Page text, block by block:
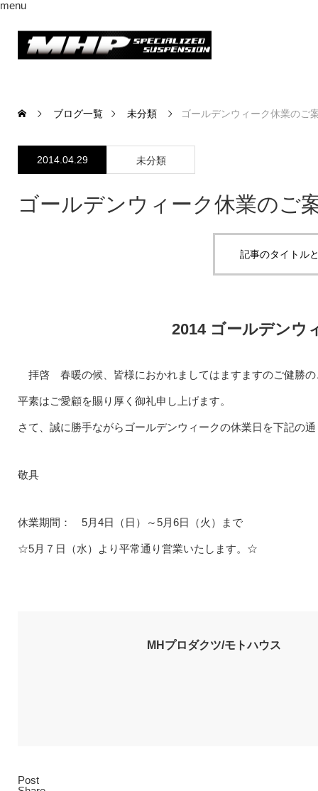
menu
ブログ一覧 未分類 ゴールデンウィーク休業のご
2014.04.29 未分類
ゴールデンウィーク休業のご
記事のタイトル
2014 ゴールデンウ
拝啓 春暖の候、皆様におかれましてはますますのご健勝の
平素はご愛顧を賜り厚く御礼申し上げます。
さて、誠に勝手ながらゴールデンウィークの休業日を下記の
敬具
休業期間： 5月4日（日）～5月6日（火）まで
☆5月７日（水）より平常通り営業いたします。☆
MHプロダクツ/モトハウス
Post